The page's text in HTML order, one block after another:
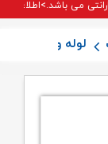
می باشد.>اطلاعات
لوله و